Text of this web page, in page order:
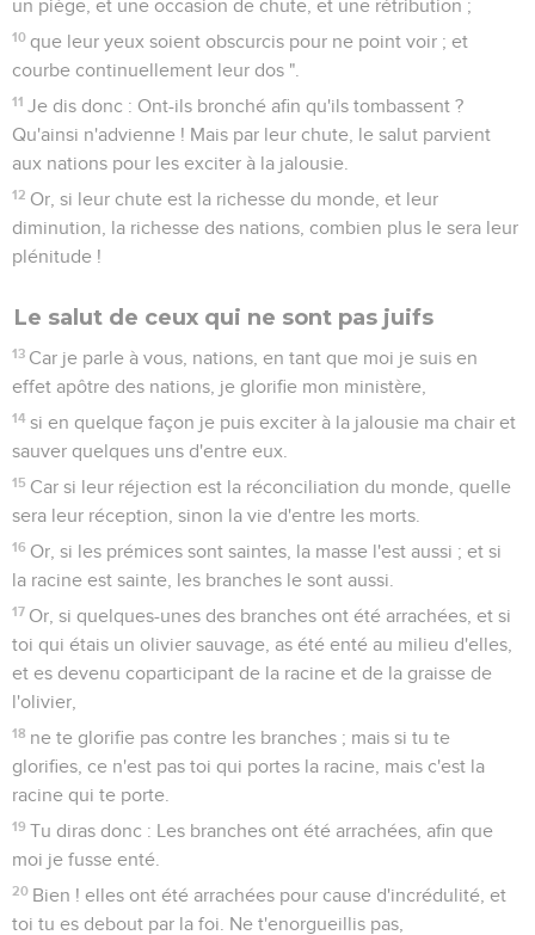
un piège, et une occasion de chute, et une rétribution ;
10 que leur yeux soient obscurcis pour ne point voir ; et
courbe continuellement leur dos ".
11 Je dis donc : Ont-ils bronché afin qu'ils tombassent ?
Qu'ainsi n'advienne ! Mais par leur chute, le salut parvient
aux nations pour les exciter à la jalousie.
12 Or, si leur chute est la richesse du monde, et leur
diminution, la richesse des nations, combien plus le sera leur
plénitude !
Le salut de ceux qui ne sont pas juifs
13 Car je parle à vous, nations, en tant que moi je suis en
effet apôtre des nations, je glorifie mon ministère,
14 si en quelque façon je puis exciter à la jalousie ma chair et
sauver quelques uns d'entre eux.
15 Car si leur réjection est la réconciliation du monde, quelle
sera leur réception, sinon la vie d'entre les morts.
16 Or, si les prémices sont saintes, la masse l'est aussi ; et si
la racine est sainte, les branches le sont aussi.
17 Or, si quelques-unes des branches ont été arrachées, et si
toi qui étais un olivier sauvage, as été enté au milieu d'elles,
et es devenu coparticipant de la racine et de la graisse de
l'olivier,
18 ne te glorifie pas contre les branches ; mais si tu te
glorifies, ce n'est pas toi qui portes la racine, mais c'est la
racine qui te porte.
19 Tu diras donc : Les branches ont été arrachées, afin que
moi je fusse enté.
20 Bien ! elles ont été arrachées pour cause d'incrédulité, et
toi tu es debout par la foi. Ne t'enorgueillis pas,